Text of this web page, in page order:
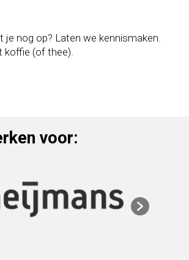
je nog op? Laten we kennismaken.
koffie (of thee).
voor: